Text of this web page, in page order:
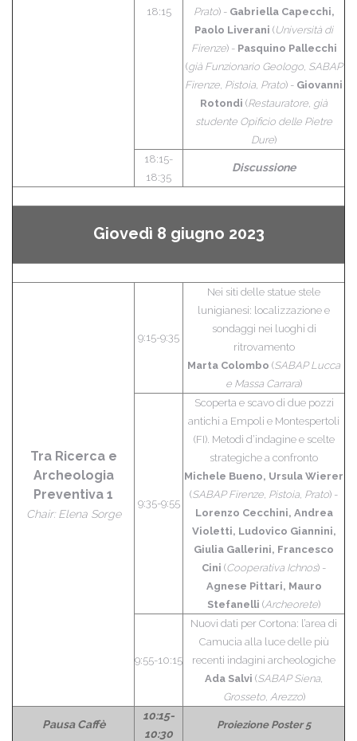
18:15
Prato) - Gabriella Capecchi,
Paolo Liverani (Università di
Firenze) - Pasquino Pallecchi
(già Funzionario Geologo, SABAP
Firenze, Pistoia, Prato) - Giovanni
Rotondi (Restauratore, già
studente Opificio delle Pietre
Dure)
18:15-
18:35
Discussione
Giovedì 8 giugno 2023
Tra Ricerca e
Archeologia
Preventiva 1
Chair: Elena Sorge
9:15-9:35
Nei siti delle statue stele
lunigianesi: localizzazione e
sondaggi nei luoghi di
ritrovamento
Marta Colombo (SABAP Lucca
e Massa Carrara)
9:35-9:55
Scoperta e scavo di due pozzi
antichi a Empoli e Montespertoli
(FI). Metodi d’indagine e scelte
strategiche a confronto
Michele Bueno, Ursula Wierer
(SABAP Firenze, Pistoia, Prato) -
Lorenzo Cecchini, Andrea
Violetti, Ludovico Giannini,
Giulia Gallerini, Francesco
Cini (Cooperativa Ichnos) -
Agnese Pittari, Mauro
Stefanelli (Archeorete)
9:55-10:15
Nuovi dati per Cortona: l’area di
Camucia alla luce delle più
recenti indagini archeologiche
Ada Salvi (SABAP Siena,
Grosseto, Arezzo)
Pausa Caffè
10:15-
10:30
Proiezione Poster 5